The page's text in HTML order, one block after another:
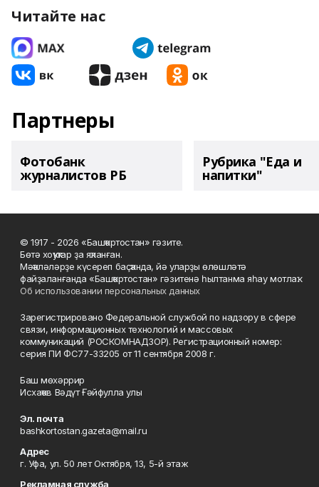
Читайте нас
Партнеры
Фотобанк
журналистов РБ
Рубрика "Еда и
напитки"
© 1917 - 2026 «Башҡортостан» гәзите.
Бөтә хоҡуҡтар ҙа яҡланған.
Мәҡәләләрҙе күсереп баҫҡанда, йә уларҙы өлөшләтә
файҙаланғанда «Башҡортостан» гәзитенә һылтанма яһау мотлаҡ.
Об использовании персональных данных
Зарегистрировано Федеральной службой по надзору в сфере
связи, информационных технологий и массовых
коммуникаций (РОСКОМНАДЗОР). Регистрационный номер:
серия ПИ ФС77-33205 от 11 сентября 2008 г.
Баш мөхәррир
Исхаҡов Вәдүт Ғәйфулла улы
Эл. почта
bashkortostan.gazeta@mail.ru
Адрес
г. Уфа, ул. 50 лет Октября, 13, 5-й этаж
Рекламная служба